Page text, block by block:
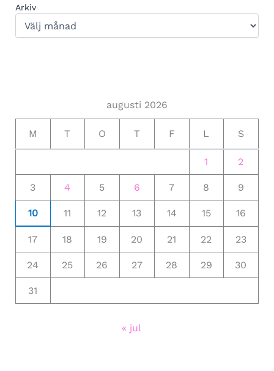
Arkiv
augusti 2026
M T O T F L S
1 2
3 4 5 6 7 8 9
10 11 12 13 14 15 16
17 18 19 20 21 22 23
24 25 26 27 28 29 30
31
« jul